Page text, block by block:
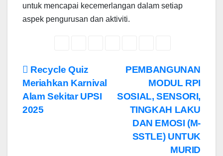
untuk mencapai kecemerlangan dalam setiap
aspek pengurusan dan aktiviti.
Navigasi
kiriman
PEMBANGUNAN
MODUL RPI
SOSIAL, SENSORI,
TINGKAH LAKU
DAN EMOSI (M-
SSTLE) UNTUK
MURID
Recycle Quiz
Meriahkan Karnival
Alam Sekitar UPSI
2025